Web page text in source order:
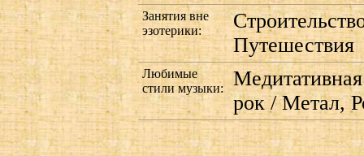
Занятия вне
эзотерики:
Путешествия
Любимые
стили музыки:
рок / Метал,